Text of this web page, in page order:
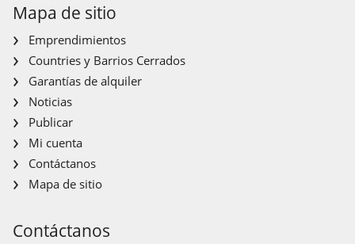
Mapa de sitio
Emprendimientos
Countries y Barrios Cerrados
Garantías de alquiler
Noticias
Publicar
Mi cuenta
Contáctanos
Mapa de sitio
Contáctanos